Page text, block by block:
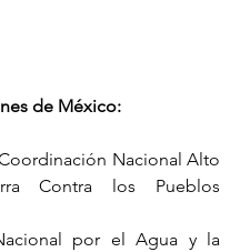
de México:
Nacional Alto
Contra los Pueblos
por el Agua y la